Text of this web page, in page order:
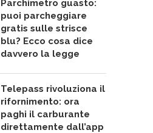
Parchimetro guasto:
puoi parcheggiare
gratis sulle strisce
blu? Ecco cosa dice
davvero la legge
Telepass rivoluziona il
rifornimento: ora
paghi il carburante
direttamente dall’app